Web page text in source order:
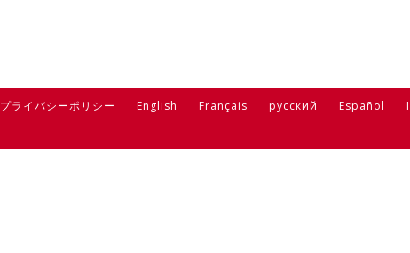
プライバシーポリシー English Français русский Español